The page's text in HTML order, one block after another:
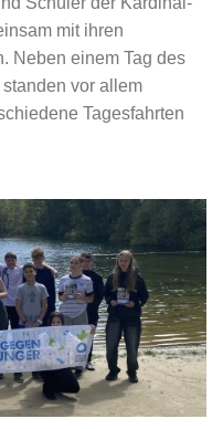
mit ihren
Neben einem Tag des
vor allem
Tagesfahrten